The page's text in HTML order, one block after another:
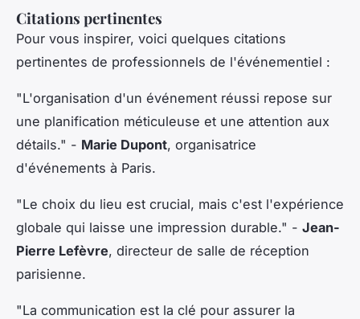
Citations pertinentes
Pour vous inspirer, voici quelques citations
pertinentes de professionnels de l'événementiel :
"L'organisation d'un événement réussi repose sur
une planification méticuleuse et une attention aux
détails." - Marie Dupont, organisatrice
d'événements à Paris.
"Le choix du lieu est crucial, mais c'est l'expérience
globale qui laisse une impression durable." - Jean-
Pierre Lefèvre, directeur de salle de réception
parisienne.
"La communication est la clé pour assurer la